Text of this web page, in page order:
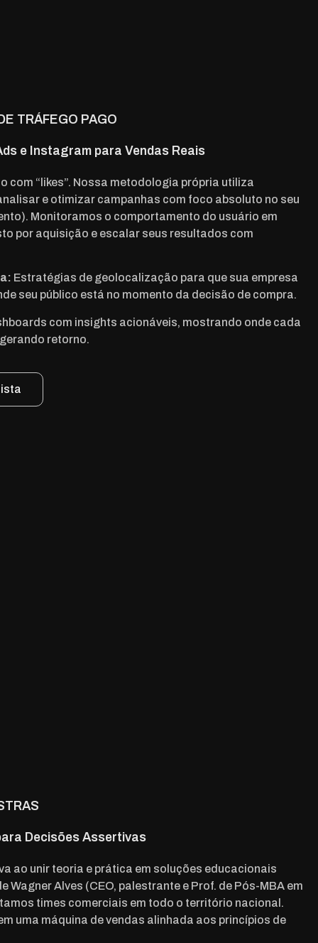
TRÁFEGO PAGO
e Instagram para Vendas Reais
com “likes”. Nossa metodologia própria utiliza
e otimizar campanhas com foco absoluto no seu
Monitoramos o comportamento do usuário em
por aquisição e escalar seus resultados com
Estratégias de geolocalização para que sua empresa
seu público está no momento da decisão de compra.
com insights acionáveis, mostrando onde cada
retorno.
Decisões Assertivas
ao unir teoria e prática em soluções educacionais
Wagner Alves (CEO, palestrante e Prof. de Pós-MBA em
times comerciais em todo o território nacional.
uma máquina de vendas alinhada aos princípios de